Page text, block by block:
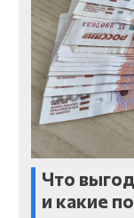
Что
и какие